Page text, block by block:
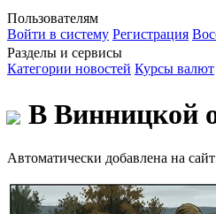
Пользователям
Войти в систему Регистрация
Разделы и сервисы
Категории новостей Курсы валют
В Винницкой
Автоматически добавлена на